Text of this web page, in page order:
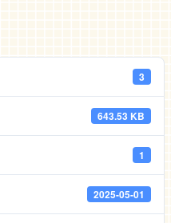
3
643.53 KB
1
2025-05-01